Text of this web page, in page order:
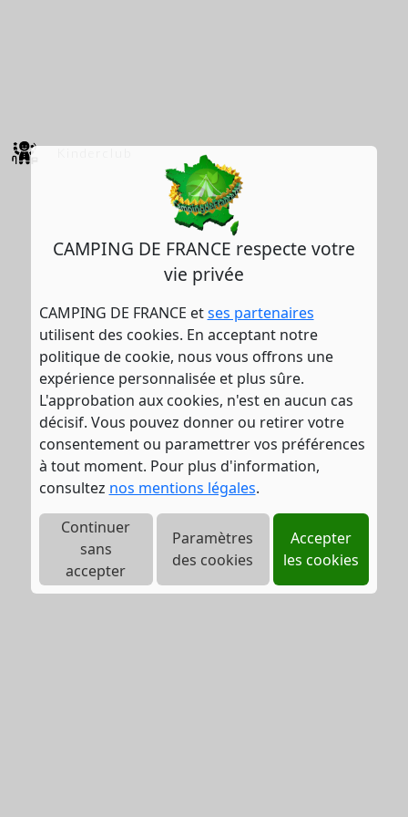
CAMPING DE FRANCE respecte votre
vie privée
CAMPING DE FRANCE etses partenaires
utilisent des cookies. En acceptant notre
politique de cookie, nous vous offrons une
expérience personnalisée et plus sûre.
L'approbation aux cookies, n'est en aucun cas
décisif. Vous pouvez donner ou retirer votre
consentement ou paramettrer vos préférences
à tout moment. Pour plus d'information,
consultez nos mentions légales.
Continuer
sans
accepter
Paramètres
des cookies
Accepter
les cookies